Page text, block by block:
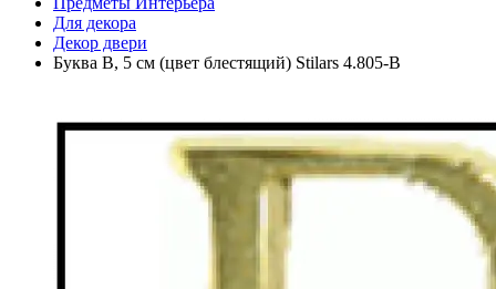
Для декора
Декор двери
Буква В, 5 см (цвет блестящий) Stilars 4.805-В